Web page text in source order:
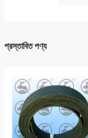
প্রস্তাবিত পণ্য